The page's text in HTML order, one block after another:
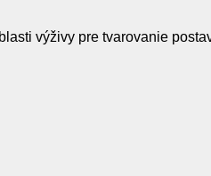
výživy pre tvarovanie